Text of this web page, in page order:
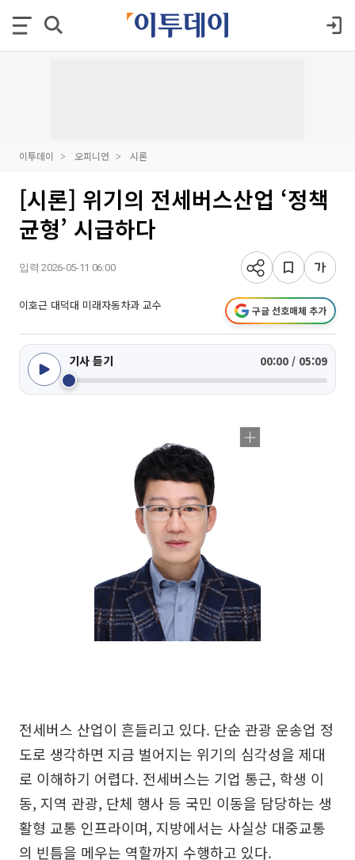
이투데이 오피니언 시론
[시론] 위기의 전세버스산업 ‘정책
균형’ 시급하다
입력 2026-05-11 06:00
이호근 대덕대 미래자동차과 교수 구글 선호매체 추가
기사 듣기 00:00 / 05:09
전세버스 산업이 흔들리고 있다. 단순 관광 운송업 정
도로 생각하면 지금 벌어지는 위기의 심각성을 제대
로 이해하기 어렵다. 전세버스는 기업 통근, 학생 이
동, 지역 관광, 단체 행사 등 국민 이동을 담당하는 생
활형 교통 인프라이며, 지방에서는 사실상 대중교통
의 빈틈을 메우는 역할까지 수행하고 있다.